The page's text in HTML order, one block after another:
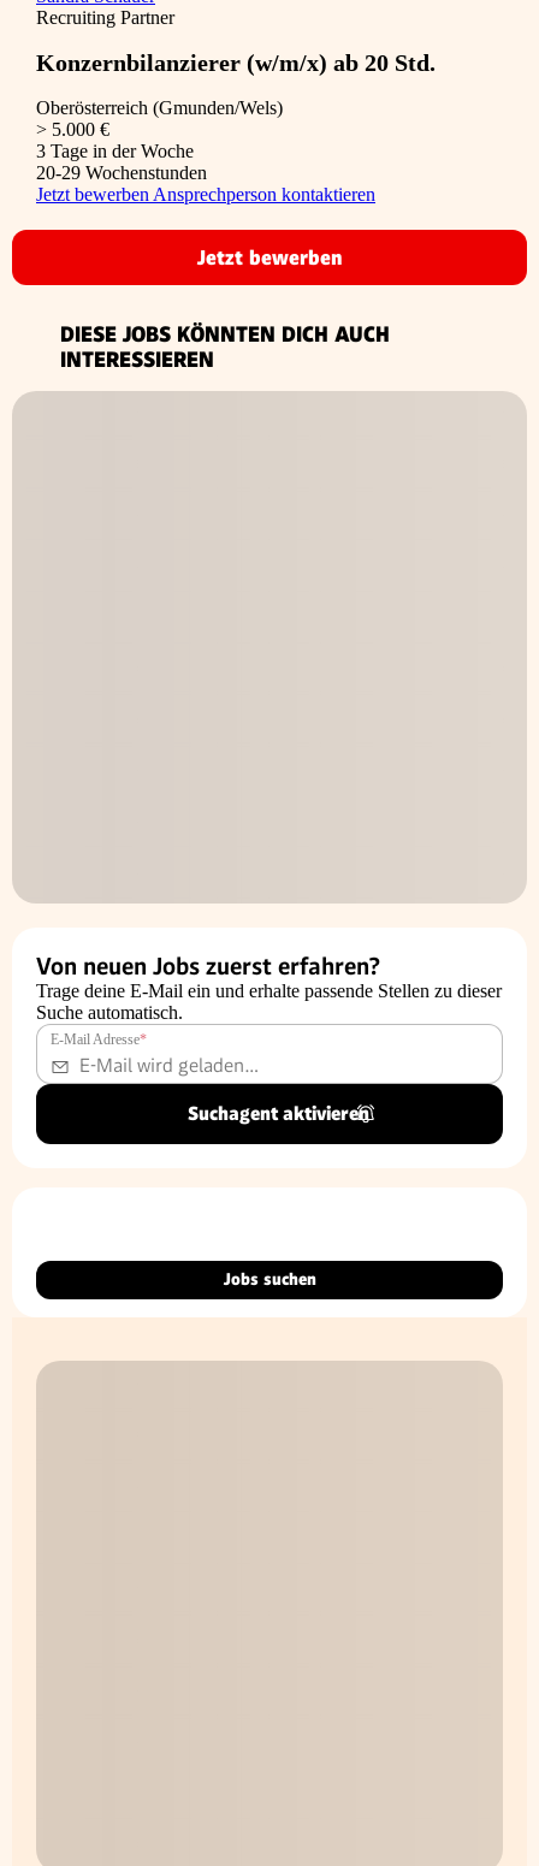
Recruiting Partner
Konzernbilanzierer (w/m/x) ab 20 Std.
Oberösterreich (Gmunden/Wels)
> 5.000 €
3 Tage in der Woche
20-29 Wochenstunden
Jetzt bewerben Ansprechperson kontaktieren
Jetzt bewerben
DIESE JOBS KÖNNTEN DICH AUCH
INTERESSIEREN
Von neuen Jobs zuerst erfahren?
Trage deine E-Mail ein und erhalte passende Stellen zu dieser
Suche automatisch.
E-Mail Adresse*
Suchagent aktivieren
Jobs suchen